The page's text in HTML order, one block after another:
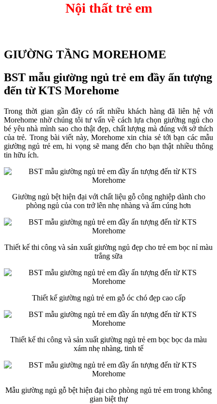
Nội thất trẻ em
GIƯỜNG TẦNG MOREHOME
BST mẫu giường ngủ trẻ em đầy ấn tượng
đến từ KTS Morehome
Trong thời gian gần đây có rất nhiều khách hàng đã liên hệ với
Morehome nhờ chúng tôi tư vấn về cách lựa chọn giường ngủ cho
bé yêu nhà mình sao cho thật đẹp, chất lượng mà đúng với sở thích
của trẻ. Trong bài viết này, Morehome xin chia sẻ tới bạn các mẫu
giường ngủ trẻ em, hi vọng sẽ mang đến cho bạn thật nhiều thông
tin hữu ích.
Giường ngủ bệt hiện đại với chất liệu gỗ công nghiệp dành cho
phòng ngủ của con trở lên nhẹ nhàng và ấm cúng hơn
Thiết kế thi công và sản xuất giường ngủ đẹp cho trẻ em bọc nỉ màu
trắng sữa
Thiết kế giường ngủ trẻ em gỗ óc chó đẹp cao cấp
Thiết kế thi công và sản xuất giường ngủ trẻ em bọc bọc da màu
xám nhẹ nhàng, tinh tế
Mẫu giường ngủ gỗ bệt hiện đại cho phòng ngủ trẻ em trong không
gian biệt thự